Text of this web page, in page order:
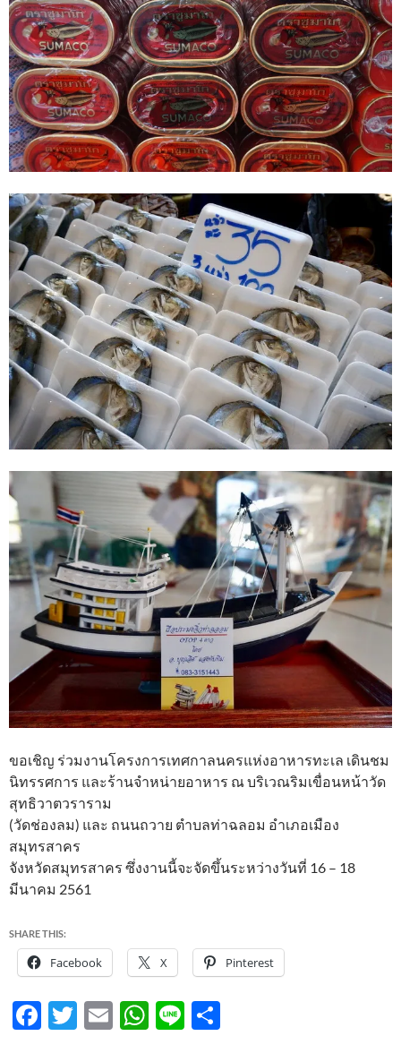
ขอเชิญ ร่วมงานโครงการเทศกาลนครแห่งอาหารทะเล เดินชม
นิทรรศการ และร้านจำหน่ายอาหาร ณ บริเวณริมเขื่อนหน้าวัด
สุทธิวาตวราราม
(วัดช่องลม) และ ถนนถวาย ตำบลท่าฉลอม อำเภอเมือง
สมุทรสาคร
จังหวัดสมุทรสาคร ซึ่งงานนี้จะจัดขึ้นระหว่างวันที่ 16 – 18
มีนาคม 2561
SHARE THIS:
Facebook X Pinterest
F
T
E
W Li